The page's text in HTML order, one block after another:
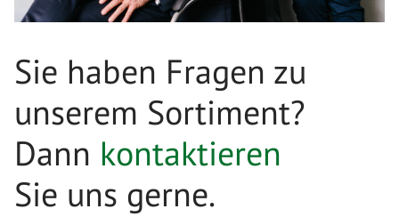
Sie haben Fragen zu
unserem Sortiment?
Dann kontaktieren
Sie uns gerne.